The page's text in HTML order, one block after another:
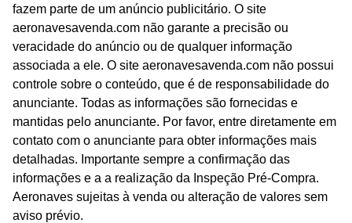
fazem parte de um anúncio publicitário. O site
aeronavesavenda.com não garante a precisão ou
veracidade do anúncio ou de qualquer informação
associada a ele. O site aeronavesavenda.com não possui
controle sobre o conteúdo, que é de responsabilidade do
anunciante. Todas as informações são fornecidas e
mantidas pelo anunciante. Por favor, entre diretamente em
contato com o anunciante para obter informações mais
detalhadas. Importante sempre a confirmação das
informações e a a realização da Inspeção Pré-Compra.
Aeronaves sujeitas à venda ou alteração de valores sem
aviso prévio.